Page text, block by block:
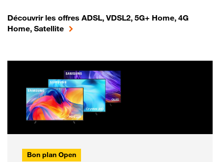
Découvrir les offres ADSL, VDSL2, 5G+ Home, 4G
Home, Satellite
Bon plan Open